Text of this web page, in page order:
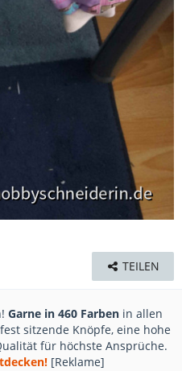
TEILEN
Garne in 460 Farben in allen
sitzende Knöpfe, eine hohe
für höchste Ansprüche.
[Reklame]